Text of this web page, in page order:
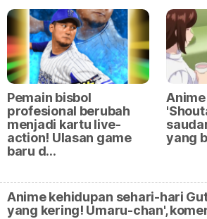
Pemain bisbol
profesional berubah
menjadi kartu live-
action! Ulasan game
baru d…
yang
Anime kehidupan sehari-hari
yang kering! Umaru-chan',